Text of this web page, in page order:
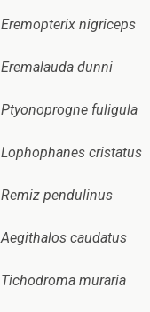
Eremopterix nigriceps
Eremalauda dunni
Ptyonoprogne fuligula
Lophophanes cristatus
Remiz pendulinus
Aegithalos caudatus
Tichodroma muraria